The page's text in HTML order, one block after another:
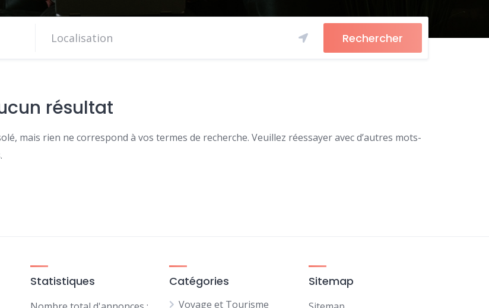
Rechercher
résultat
mais rien ne correspond à vos termes de recherche. Veuillez réessayer avec d’autres mots-
Statistiques Catégories
Voyage et Tourisme
Sitemap